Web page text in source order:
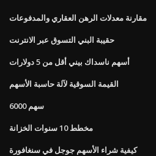
مقارنة معدلات الرهن العقاري والمدفوعات
حقيبة البني التسوق عبر الانترنت
أسهم ناسداك بيني أقل من 5 دولارات
القيمة السوقية لآلة حاسبة الأسهم
6000 سهم
مخطط 10 سنوات الخزانة
كيفية شراء الأسهم جوجل في سنغافورة